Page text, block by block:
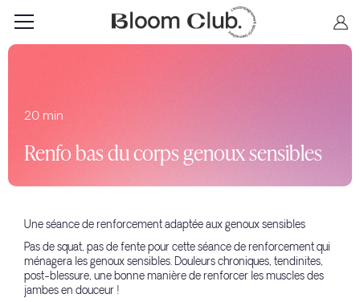
20 min
Renfo bas du corps genoux sensibles
Une séance de renforcement adaptée aux genoux sensibles
Pas de squat, pas de fente pour cette séance de renforcement qui
ménagera les genoux sensibles. Douleurs chroniques, tendinites,
post-blessure, une bonne manière de renforcer les muscles des
jambes en douceur !